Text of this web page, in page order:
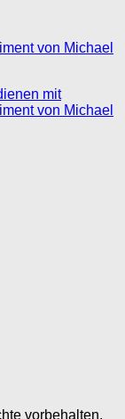
von Michael
mit
von Michael
vorbehalten.